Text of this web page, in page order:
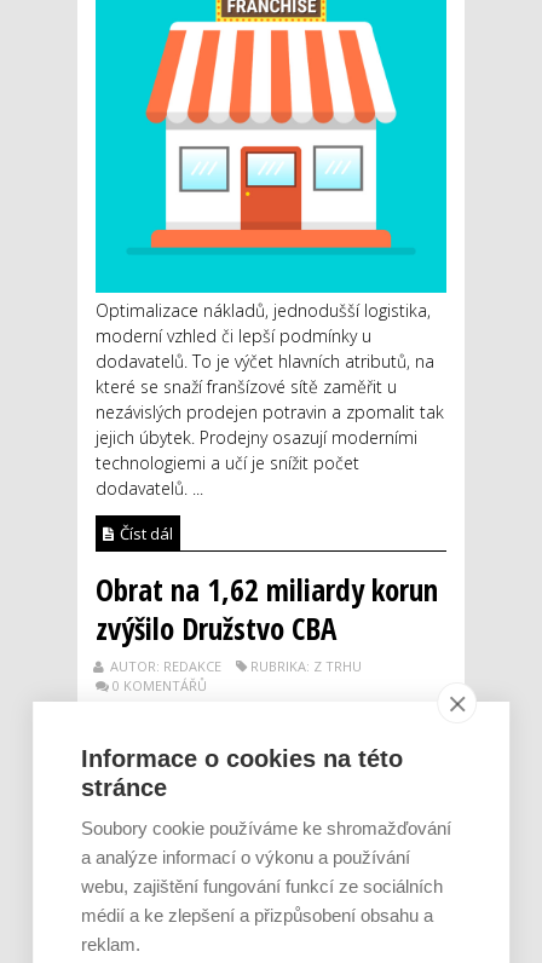
Optimalizace nákladů, jednodušší logistika,
moderní vzhled či lepší podmínky u
dodavatelů. To je výčet hlavních atributů, na
které se snaží franšízové sítě zaměřit u
nezávislých prodejen potravin a zpomalit tak
jejich úbytek. Prodejny osazují moderními
technologiemi a učí je snížit počet
dodavatelů. ...
Číst dál
Obrat na 1,62 miliardy korun
zvýšilo Družstvo CBA
AUTOR: REDAKCE
RUBRIKA: Z TRHU
0 KOMENTÁŘŮ
Informace o cookies na této
stránce
Soubory cookie používáme ke shromažďování
a analýze informací o výkonu a používání
webu, zajištění fungování funkcí ze sociálních
médií a ke zlepšení a přizpůsobení obsahu a
reklam.